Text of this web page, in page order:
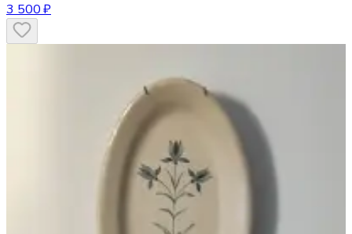
3 500 ₽